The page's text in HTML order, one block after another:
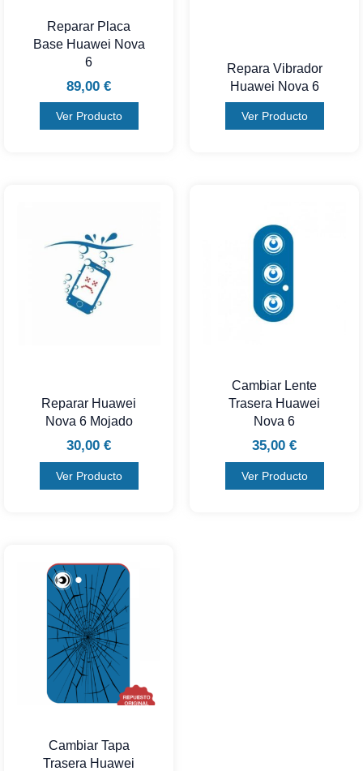
Reparar Placa
Base Huawei Nova
6
89,00 €
Ver Producto
Repara Vibrador
Huawei Nova 6
Ver Producto
Reparar Huawei
Nova 6 Mojado
30,00 €
Ver Producto
Cambiar Lente
Trasera Huawei
Nova 6
35,00 €
Ver Producto
Cambiar Tapa
Trasera Huawei